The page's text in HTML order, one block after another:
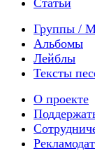
Группы /
Альбомы
Лейблы
Тексты
О проекте